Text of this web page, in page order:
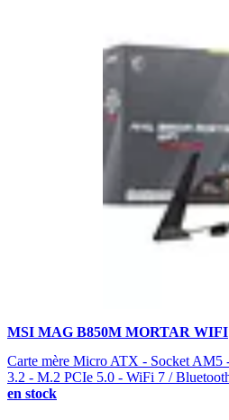
MSI MAG B850M MORTAR WIFI
Carte mère Micro ATX - Socket
3.2 - M.2 PCIe 5.0 - WiFi 7 /
en stock